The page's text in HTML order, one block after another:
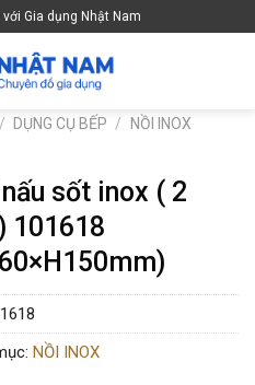
Gia dụng Nhật Nam
/ DỤNG CỤ BẾP / NỒI INOX
sốt inox ( 2
101618
NỒI INOX